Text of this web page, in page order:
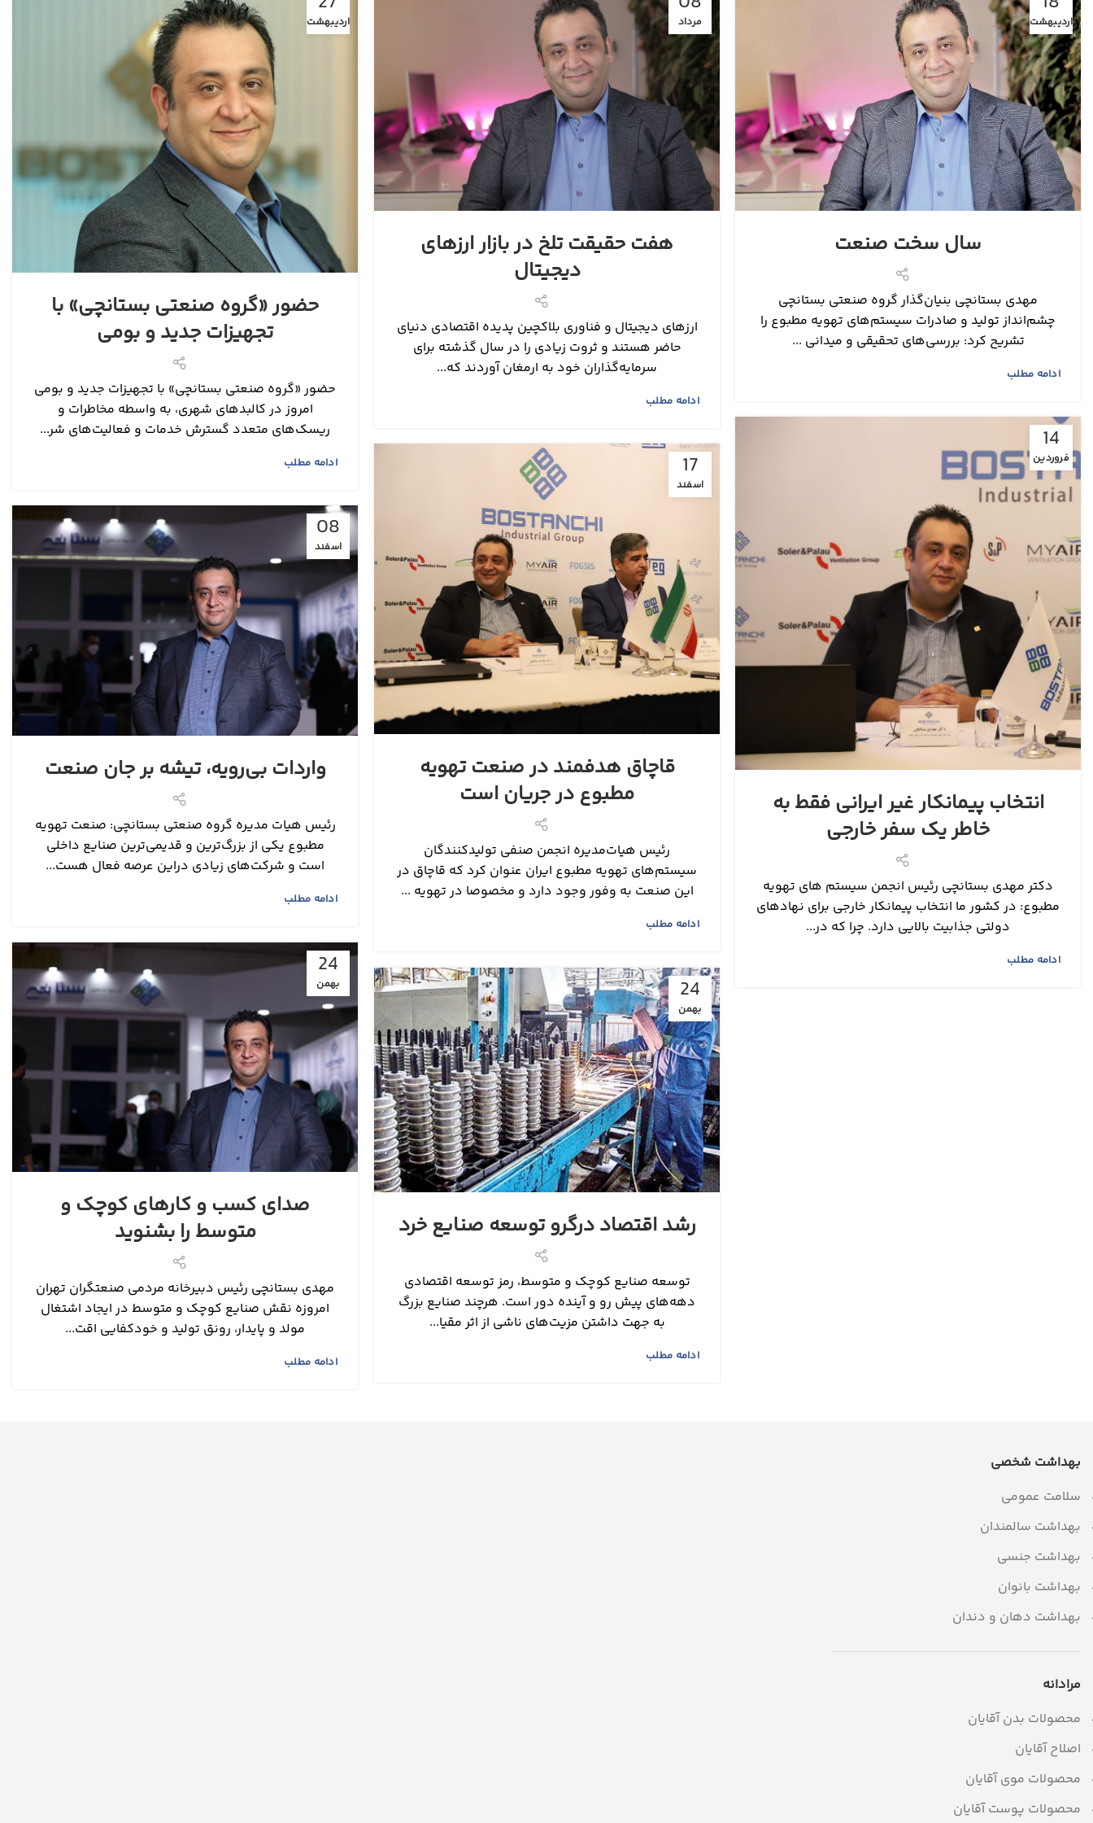
اردیبهشت
سال سخت صنعت
مهدی بستانچی بنیان‌گذار گروه صنعتی بستانچی
چشم‏‏‌انداز تولید و صادرات سیستم‌های تهویه مطبوع را
تشریح کرد: بررسی‌‌‌های تحقیقی و میدانی ...
ادامه مطلب
مرداد
هفت حقیقت‌ تلخ در بازار ارزهای
دیجیتال
ارزهای دیجیتال و فناوری بلاکچین پدیده‌ اقتصادی دنیای
حاضر هستند و ثروت زیادی را در سال گذشته برای
سرمایه‌گذاران خود به ارمغان آوردند که...
ادامه مطلب
اردیبهشت
حضور «گروه صنعتی بستانچی» با
تجهیزات جدید و بومی
حضور «گروه صنعتی بستانچی» با تجهیزات جدید و بومی
امروز در کالبدهای شهری، به واسطه مخاطرات و
ریسک‌های متعدد گسترش خدمات و فعالیت‌های شر...
ادامه مطلب
14
فروردین
انتخاب پیمانکار غیر ایرانی فقط به
خاطر یک سفر خارجی
دکتر مهدی بستانچی رئیس انجمن سیستم های تهویه
مطبوع: در کشور ما انتخاب پیمانکار خارجی برای نهادهای
دولتی جذابیت بالایی دارد. چرا که در...
ادامه مطلب
17
اسفند
قاچاق هدفمند در صنعت تهویه
مطبوع در جریان است
رئیس هیات‌مدیره انجمن صنفی تولیدکنندگان
سیستم‌های تهویه مطبوع ایران عنوان کرد که قاچاق در
این صنعت به وفور وجود دارد و مخصوصا در تهویه ...
ادامه مطلب
08
اسفند
واردات بی‌رویه، تیشه بر جان صنعت
رئیس هیات مدیره گروه صنعتی بستانچی: صنعت تهویه
مطبوع یکی از بزرگ‌ترین و قدیمی‌ترین صنایع داخلی
است و شرکت‌های زیادی دراین عرصه فعال هست...
ادامه مطلب
24
بهمن
صدای کسب و کارهای کوچک و
متوسط را بشنوید
مهدی بستانچی رئیس دبیرخانه مردمی ‌صنعتگران تهران
امروزه نقش صنایع کوچک و متوسط در ایجاد اشتغال
مولد و پایدار، رونق تولید و خودکفایی اقت...
ادامه مطلب
24
بهمن
رشد اقتصاد درگرو توسعه صنایع خرد
توسعه صنایع کوچک و متوسط، رمز توسعه اقتصادی
دهه‌‌‌های پیش رو و آینده دور است. هرچند صنایع بزرگ
به جهت داشتن مزیت‌‌‌های ناشی از اثر مقیا...
ادامه مطلب
بهداشت شخصی
سلامت عمومی
بهداشت سالمندان
بهداشت جنسی
بهداشت بانوان
بهداشت دهان و دندان
مرادانه
محصولات بدن آقایان
اصلاح آقایان
محصولات موی آقایان
محصولات پوست آقایان